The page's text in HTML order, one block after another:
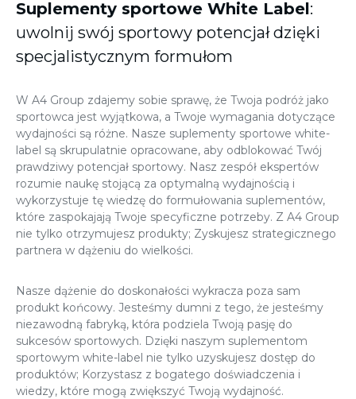
Suplementy sportowe White Label:
uwolnij swój sportowy potencjał dzięki
specjalistycznym formułom
W A4 Group zdajemy sobie sprawę, że Twoja podróż jako
sportowca jest wyjątkowa, a Twoje wymagania dotyczące
wydajności są różne. Nasze suplementy sportowe white-
label są skrupulatnie opracowane, aby odblokować Twój
prawdziwy potencjał sportowy. Nasz zespół ekspertów
rozumie naukę stojącą za optymalną wydajnością i
wykorzystuje tę wiedzę do formułowania suplementów,
które zaspokajają Twoje specyficzne potrzeby. Z A4 Group
nie tylko otrzymujesz produkty; Zyskujesz strategicznego
partnera w dążeniu do wielkości.
Nasze dążenie do doskonałości wykracza poza sam
produkt końcowy. Jesteśmy dumni z tego, że jesteśmy
niezawodną fabryką, która podziela Twoją pasję do
sukcesów sportowych. Dzięki naszym suplementom
sportowym white-label nie tylko uzyskujesz dostęp do
produktów; Korzystasz z bogatego doświadczenia i
wiedzy, które mogą zwiększyć Twoją wydajność.